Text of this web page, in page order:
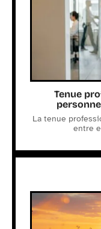
Tenue
La tenue
entre